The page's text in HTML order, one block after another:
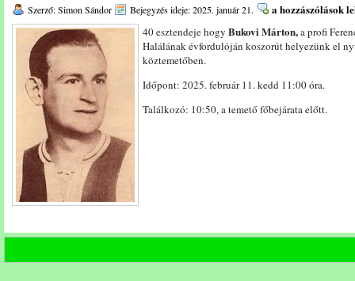
Az FTC Baráti Kör 2025. októberi
összejövetel
Szerző: Simon Sándor Bejegyzés ideje: 2025. január 21.
Bukovi
(25/02/11
10:50
11:30)
bejegyzéshez
a hozzászólások
40 esztendeje hogy Bukovi Márton,a profi
Halálának évfordulóján koszorút helyezünk el
köztemetőben.
Időpont: 2025. február 11. kedd 11:00 óra.
Találkozó: 10:50, a temető főbejárata előtt.